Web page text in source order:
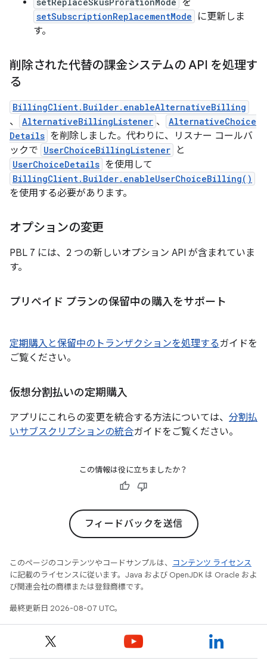
を
setSubscriptionReplacementMode
に更新しま
す。
削除された代替の課金システムの API を処理す
る
BillingClient.Builder.enableAlternativeBilling
、 AlternativeBillingListener 、
AlternativeChoice
Details を削除しました。代わりに、リスナー コールバ
ックで UserChoiceBillingListener と
UserChoiceDetails を使用して
BillingClient.Builder.enableUserChoiceBilling()
を使用する必要があります。
オプションの変更
PBL 7 には、2 つの新しいオプション API が含まれていま
す。
プリペイド プランの保留中の購入をサポート
定期購入と保留中のトランザクションを処理する ガイドを
ご覧ください。
仮想分割払いの定期購入
アプリにこれらの変更を統合する方法については、 分割払
いサブスクリプションの統合ガイドをご覧ください。
この情報は役に立ちましたか？
フィードバックを送信
このページのコンテンツやコードサンプルは、
コンテンツ ライセンス
に記載のライセンスに従います。Java および OpenJDK は Oracle およ
び関連会社の商標または登録商標です。
最終更新日 2026-08-07 UTC。